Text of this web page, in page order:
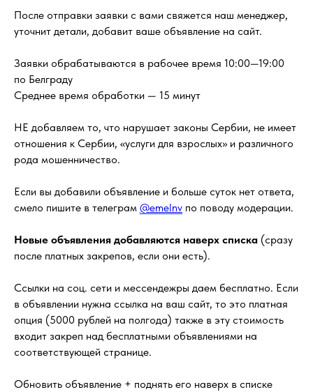
После отправки заявки с вами свяжется наш менеджер,
уточнит детали, добавит ваше объявление на сайт.
Заявки обрабатываются в рабочее время 10:00—19:00
по Белграду
Среднее время обработки — 15 минут
НЕ добавляем то, что нарушает законы Сербии, не имеет
отношения к Сербии, «услуги для взрослых» и различного
рода мошенничество.
Если вы добавили объявление и больше суток нет ответа,
смело пишите в телеграм @emelnv по поводу модерации.
Новые объявления добавляются наверх списка (сразу
после платных закрепов, если они есть).
Ссылки на соц. сети и мессендежры даем бесплатно. Если
в объявлении нужна ссылка на ваш сайт, то это платная
опция (5000 рублей на полгода) также в эту стоимость
входит закреп над бесплатными объявлениями на
соответствующей странице.
Обновить объявление + поднять его наверх в списке